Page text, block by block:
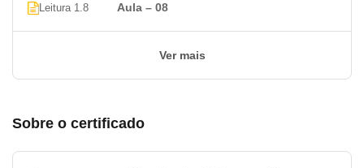
Leitura 1.8 Aula – 08
Ver mais
Sobre o certificado